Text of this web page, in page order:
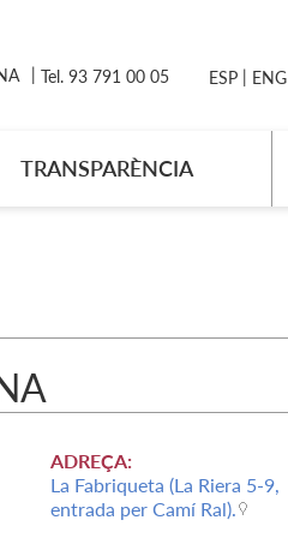
TRANSPARÈNCIA
Tel. 93 791 00 05 ESP | ENG
ADREÇA:
La Fabriqueta (La Riera 5-9,
entrada per Camí Ral).